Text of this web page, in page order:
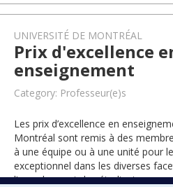
UNIVERSITÉ DE MONTRÉAL
Prix d'excellence
enseignement
Category: Professeur(e)s
Les prix d’excellence en
Montréal sont remis à des
à une équipe ou à une unité pour
exceptionnel dans les diverses
l’encadrement des étudiants.